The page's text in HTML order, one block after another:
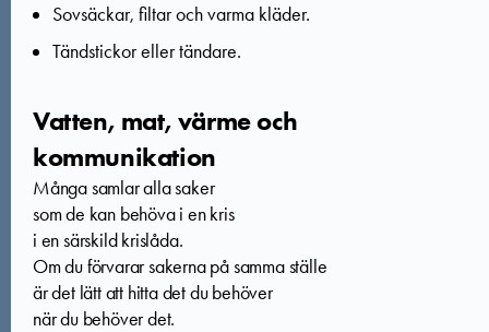
Sovsäckar, filtar och varma kläder.
Tändstickor eller tändare.
Vatten, mat, värme och
kommunikation
Många samlar alla saker
som de kan behöva i en kris
i en särskild krislåda.
Om du förvarar sakerna på samma ställe
är det lätt att hitta det du behöver
när du behöver det.